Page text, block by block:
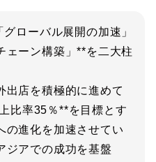
ローバル展開の加速」
ェーン構築」**を二大柱
出店を積極的に進めて
比率35％**を目標とす
の進化を加速させてい
ジアでの成功を基盤